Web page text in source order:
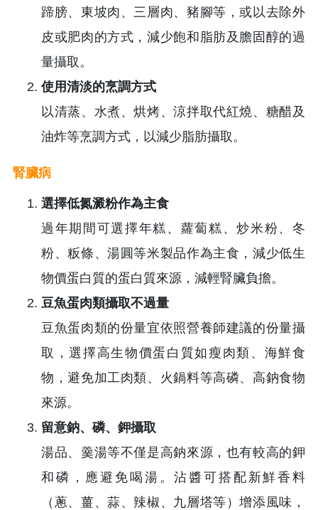
蹄膀、東坡肉、三層肉、豬腳等，或以去除外
皮或肥肉的方式，減少飽和脂肪及膽固醇的過
量攝取。
使用清淡的烹調方式
以清蒸、水煮、烘烤、涼拌取代紅燒、糖醋及
油炸等烹調方式，以減少脂肪攝取。
腎臟病
選擇低氮澱粉作為主食
過年期間可選擇年糕、蘿蔔糕、炒米粉、冬
粉、粄條、湯圓等米製品作為主食，減少低生
物價蛋白質的蛋白質來源，減輕腎臟負擔。
豆魚蛋肉類攝取不過量
豆魚蛋肉類的份量宜依照營養師建議的份量攝
取，選擇高生物價蛋白質如瘦肉類、海鮮食
物，避免加工肉類、火鍋料等高磷、高鈉食物
來源。
留意鈉、磷、鉀攝取
湯品、羹湯等不僅是高鈉來源，也有較高的鉀
和磷，應避免喝湯。沾醬可搭配新鮮香料
（蔥、薑、蒜、辣椒、九層塔等）增添風味，